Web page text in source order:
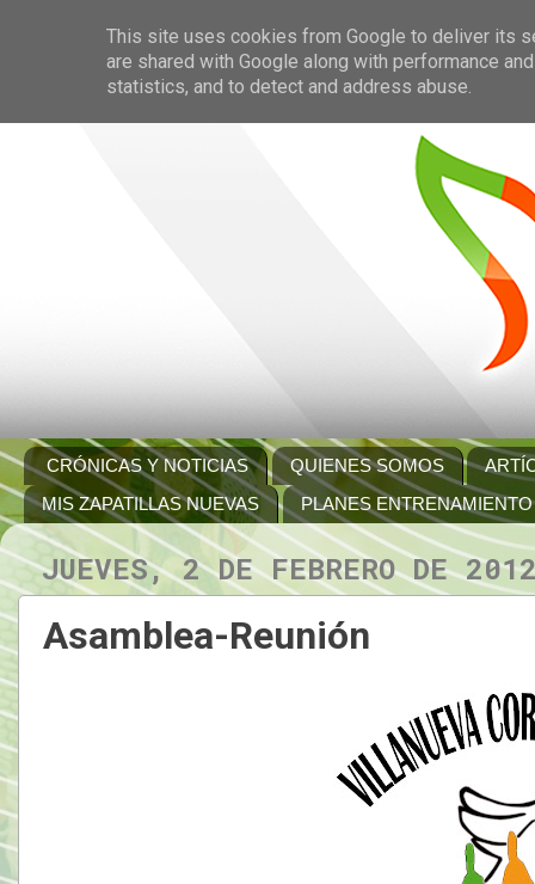
CRÓNICAS Y NOTICIAS QUIENES SOMOS
MIS ZAPATILLAS NUEVAS
PLANES ENTRENAMIENTO
JUEVES, 2 DE FEBRERO DE
Asamblea-Reunión
This site uses cookies from Google to deliver its
are shared with Google along with performance
statistics, and to detect and address abuse.